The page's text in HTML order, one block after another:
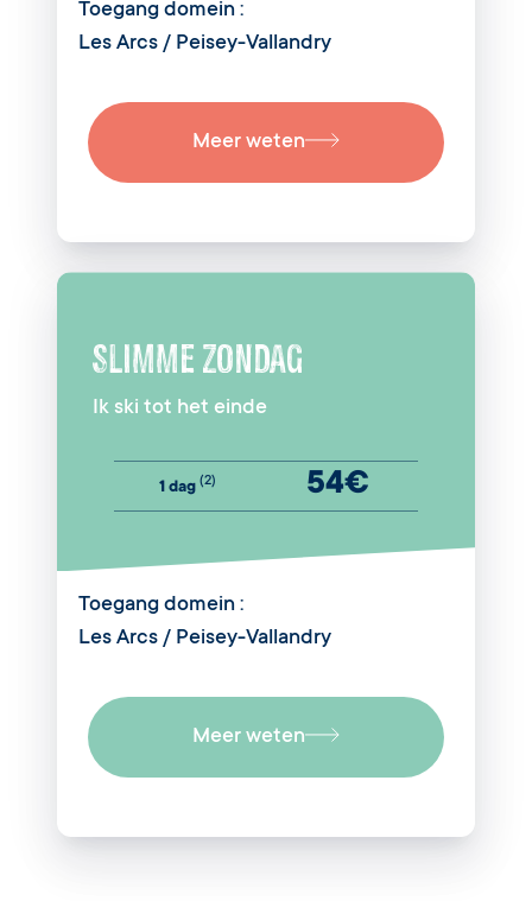
Toegang domein :
Les Arcs / Peisey-Vallandry
Meer weten
SLIMME ZONDAG
Ik ski tot het einde
1 dag(2) 54€
Toegang domein :
Les Arcs / Peisey-Vallandry
Meer weten